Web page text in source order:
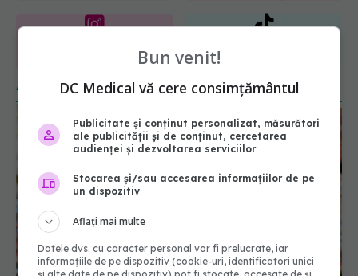
URMĂRITORI
1401
URMĂRITORI
Criza vârstei mijlocii a dispărut. Tinerii suferă cel
mai mult de probleme de sănătate mintală
Bun venit!
DC Medical vă cere consimțământul
Publicitate și conținut personalizat, măsurători
ale publicității și de conținut, cercetarea
audienței și dezvoltarea serviciilor
Stocarea și/sau accesarea informațiilor de pe
un dispozitiv
Aflați mai multe
Datele dvs. cu caracter personal vor fi prelucrate, iar
informațiile de pe dispozitiv (cookie-uri, identificatori unici